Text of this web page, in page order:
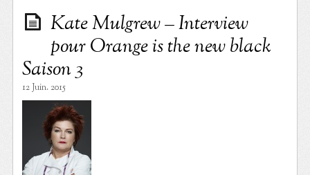
Kate Mulgrew – Interview
pour Orange is the new black
Saison 3
12 Juin. 2015